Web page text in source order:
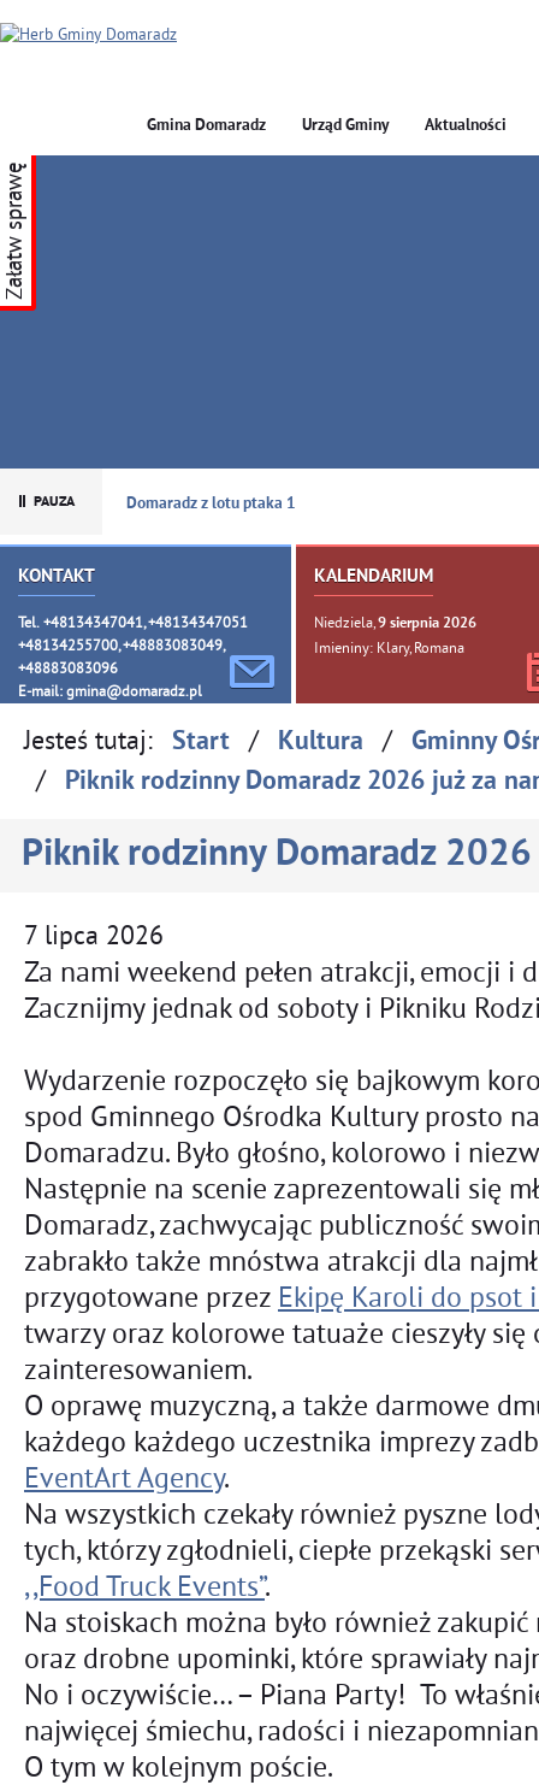
GMINA DOMARADZ
Gmina Domaradz Urząd Gminy Aktualności
Domaradz z lotu ptaka 1
KONTAKT
Tel. +48134347041, +48134347051
+48134255700, +48883083049,
+48883083096
E-mail: gmina@domaradz.pl
KALENDARIUM
Niedziela, 9sierpnia 2026
Imieniny: Klary, Romana
Załatw sprawę
Jesteś tutaj: Start / Kultura / Gminny
/ Piknik rodzinny Domaradz 2026 już za
Piknik rodzinny Domaradz
7 lipca 2026
Za nami weekend pełen atrakcji, emocji i
Zacznijmy jednak od soboty i Pikniku
Wydarzenie rozpoczęło się bajkowym
spod Gminnego Ośrodka Kultury prosto
Domaradzu. Było głośno, kolorowo i
Następnie na scenie zaprezentowali się
Domaradz, zachwycając publiczność
zabrakło także mnóstwa atrakcji dla
przygotowane przez Ekipę Karoli do psot
twarzy oraz kolorowe tatuaże cieszyły się
zainteresowaniem.
O oprawę muzyczną, a także darmowe
każdego każdego uczestnika imprezy
EventArt Agency.
Na wszystkich czekały również pyszne
tych, którzy zgłodnieli, ciepłe przekąski
,,Food Truck Events”.
Na stoiskach można było również
oraz drobne upominki, które sprawiały
No i oczywiście… – Piana Party! To
najwięcej śmiechu, radości i
O tym w kolejnym poście.